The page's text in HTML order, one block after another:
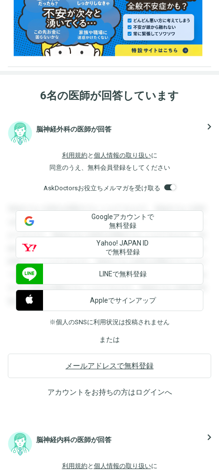
6名の医師が回答しています
脳神経外科の医師が回答 navigate_next
利用規約 と 個人情報の取り扱いに
同意のうえ、無料会員登録をしてください
AskDoctorsお役立ちメルマガを受け取る
登録すると回答を閲覧することができます。登録すると回答
を閲覧することができます。登録すると回答を閲覧すること
ができます。登録すると回答を閲覧することができます。登
録すると回答を閲覧することができます。登録すると回答を
閲覧することができます。登録すると回答を閲覧することが
できます。登録すると回答を閲覧することができます。登録
すると回答を閲覧することができます。登録すると回答を閲
覧することができます。
Googleアカウントで
無料登録
Yahoo! JAPAN ID
で無料登録
LINEで無料登録
Appleでサインアップ
※個人のSNSに利用状況は投稿されません
または
メールアドレスで無料登録
アカウントをお持ちの方はログインへ
脳神経内科の医師が回答 navigate_next
利用規約 と 個人情報の取り扱いに